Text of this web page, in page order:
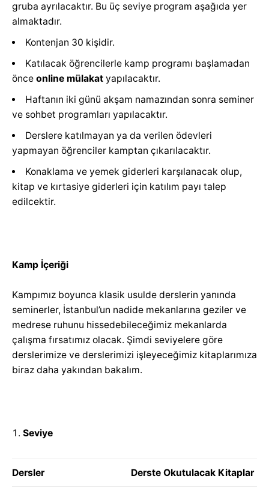
gruba ayrılacaktır. Bu üç seviye program aşağıda yer
almaktadır.
Kontenjan 30 kişidir.
Katılacak öğrencilerle kamp programı başlamadan
önce online mülakat yapılacaktır.
Haftanın iki günü akşam namazından sonra seminer
ve sohbet programları yapılacaktır.
Derslere katılmayan ya da verilen ödevleri
yapmayan öğrenciler kamptan çıkarılacaktır.
Konaklama ve yemek giderleri karşılanacak olup,
kitap ve kırtasiye giderleri için katılım payı talep
edilcektir.
Kamp İçeriği
Kampımız boyunca klasik usulde derslerin yanında
seminerler, İstanbul’un nadide mekanlarına geziler ve
medrese ruhunu hissedebileceğimiz mekanlarda
çalışma fırsatımız olacak. Şimdi seviyelere göre
derslerimize ve derslerimizi işleyeceğimiz kitaplarımıza
biraz daha yakından bakalım.
Seviye
Dersler Derste Okutulacak Kitaplar